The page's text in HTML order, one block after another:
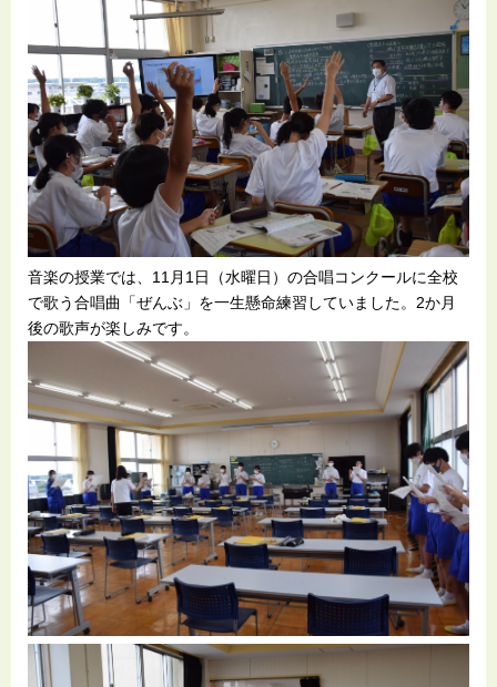
音楽の授業では、11月1日（水曜日）の合唱コンクールに全校
で歌う合唱曲「ぜんぶ」を一生懸命練習していました。2か月
後の歌声が楽しみです。